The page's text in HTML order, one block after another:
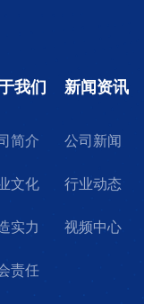
我们
简介
文化
实力
责任
新闻资讯
公司新闻
行业动态
视频中心